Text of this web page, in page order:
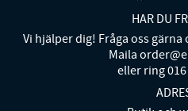
HAR DU
Vi hjälper dig! Fråga oss
Maila
eller ring 016